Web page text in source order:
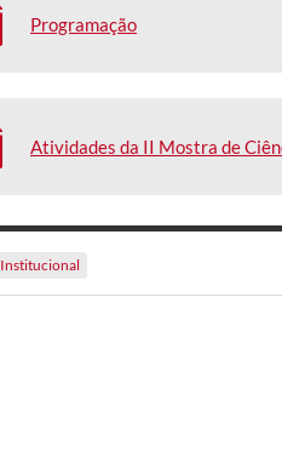
Programação
Atividades da II Mostra de
Institucional